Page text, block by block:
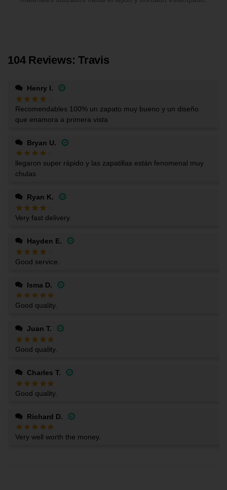
104 Reviews: Travis
Henry I.
Recomendables 100% un zapato muy bueno y un diseño
que enamora a primera vista
Bryan U.
llegaron super rápido y las zapatillas están fenomenal muy
chulas
Ryan K.
Very fast delivery.
Hayden E.
Good service.
Isma D.
Good quality.
Juan T.
Good quality.
Charles T.
Good quality.
Richard D.
Very well worth the money.